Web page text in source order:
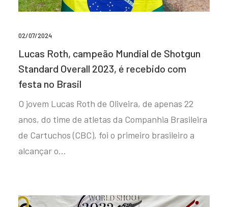
02/07/2024
Lucas Roth, campeão Mundial de Shotgun
Standard Overall 2023, é recebido com
festa no Brasil
O jovem Lucas Roth de Oliveira, de apenas 22
anos, do time de atletas da Companhia Brasileira
de Cartuchos (CBC), foi o primeiro brasileiro a
alcançar o…